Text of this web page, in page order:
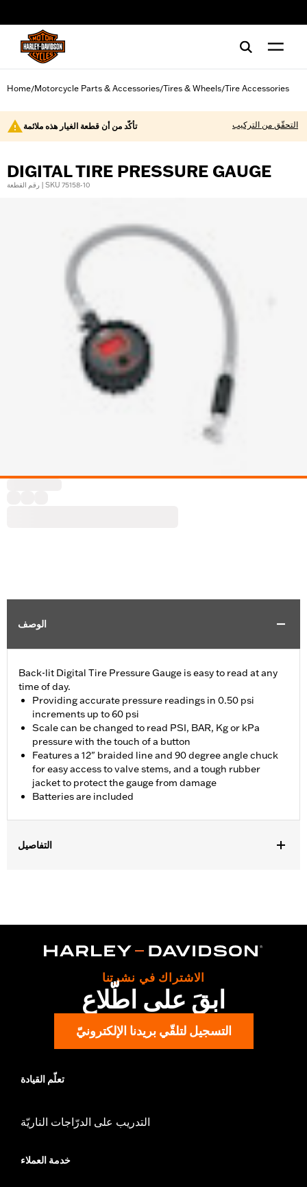
Home/Motorcycle Parts & Accessories/Tires & Wheels/Tire Accessories
تأكّد من أن قطعة الغيار هذه ملائمة التحقّق من التركيب
DIGITAL TIRE PRESSURE GAUGE
رقم القطعة | SKU 75158-10
الوصف
Back-lit Digital Tire Pressure Gauge is easy to read at any
time of day.
Providing accurate pressure readings in 0.50 psi
increments up to 60 psi
Scale can be changed to read PSI, BAR, Kg or kPa
pressure with the touch of a button
Features a 12" braided line and 90 degree angle chuck
for easy access to valve stems, and a tough rubber
jacket to protect the gauge from damage
Batteries are included
التفاصيل
In the Box:Gauge only
d.com/warranty for full details
الاشتراك في نشرتنا
ابقَ على اطّلاع
التسجيل لتلقّي بريدنا الإلكترونيّ
تعلّم القيادة
التدريب على الدرّاجات الناريّة
خدمة العملاء